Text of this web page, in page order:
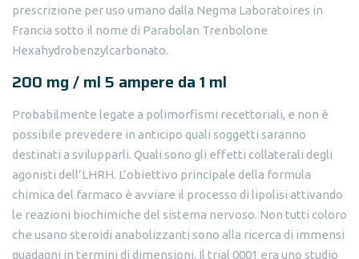
prescrizione per uso umano dalla Negma Laboratoires in
Francia sotto il nome di Parabolan Trenbolone
Hexahydrobenzylcarbonato.
200 mg / ml 5 ampere da 1 ml
Probabilmente legate a polimorfismi recettoriali, e non è
possibile prevedere in anticipo quali soggetti saranno
destinati a svilupparli. Quali sono gli effetti collaterali degli
agonisti dell’LHRH. L’obiettivo principale della formula
chimica del farmaco è avviare il processo di lipolisi attivando
le reazioni biochimiche del sistema nervoso. Non tutti coloro
che usano steroidi anabolizzanti sono alla ricerca di immensi
guadagni in termini di dimensioni. Il trial 0001 era uno studio